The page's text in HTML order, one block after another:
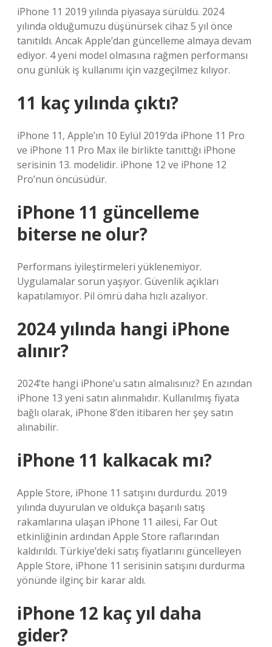
iPhone 11 2019 yılında piyasaya sürüldü. 2024
yılında olduğumuzu düşünürsek cihaz 5 yıl önce
tanıtıldı. Ancak Apple’dan güncelleme almaya devam
ediyor. 4 yeni model olmasına rağmen performansı
onu günlük iş kullanımı için vazgeçilmez kılıyor.
11 kaç yılında çıktı?
iPhone 11, Apple’ın 10 Eylül 2019’da iPhone 11 Pro
ve iPhone 11 Pro Max ile birlikte tanıttığı iPhone
serisinin 13. modelidir. iPhone 12 ve iPhone 12
Pro’nun öncüsüdür.
iPhone 11 güncelleme
biterse ne olur?
Performans iyileştirmeleri yüklenemiyor.
Uygulamalar sorun yaşıyor. Güvenlik açıkları
kapatılamıyor. Pil ömrü daha hızlı azalıyor.
2024 yılında hangi iPhone
alınır?
2024’te hangi iPhone’u satın almalısınız? En azından
iPhone 13 yeni satın alınmalıdır. Kullanılmış fiyata
bağlı olarak, iPhone 8’den itibaren her şey satın
alınabilir.
iPhone 11 kalkacak mı?
Apple Store, iPhone 11 satışını durdurdu. 2019
yılında duyurulan ve oldukça başarılı satış
rakamlarına ulaşan iPhone 11 ailesi, Far Out
etkinliğinin ardından Apple Store raflarından
kaldırıldı. Türkiye’deki satış fiyatlarını güncelleyen
Apple Store, iPhone 11 serisinin satışını durdurma
yönünde ilginç bir karar aldı.
iPhone 12 kaç yıl daha
gider?